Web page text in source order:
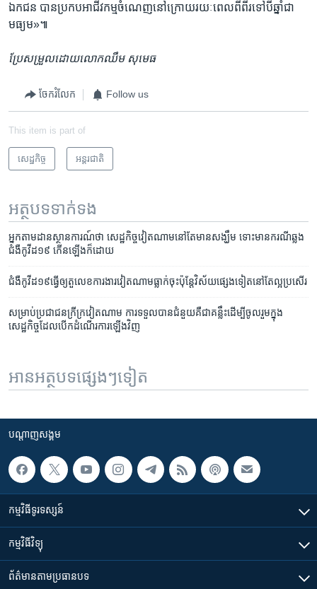
ឯកជន​ បាន​ប្រកប​អាជីវកម្ម​ចំណេញ​នៅ​ក្រោយ​រយៈ​ពេល​ពី​ពីរ​ទៅបី​ឆ្នាំ​ជា​
មធ្យម»៕
ប្រែសម្រួល​ដោយ​លោក​ឈឹម សុមេធ​
ចែករំលែក Follow us
This item is part of
សេដ្ឋកិច្ច អន្តរជាតិ
អត្ថបទ​ទាក់ទង
អ្នក​តាមដាន​ស្ថានការណ៍​ថា សេដ្ឋកិច្ច​វៀតណាម​នៅតែ​មាន​សង្ឃឹម ទោះ​មាន​ករណី​ឆ្លង​
ជំងឺ​កូវីដ១៩ កើនឡើង​ក៏ដោយ
ជំងឺកូវីដ​១៩​ធ្វើ​ឲ្យតួលេខ​ការងារ​វៀតណាម​ធ្លាក់ចុះ​ប៉ុន្តែ​វិស័យ​ផ្សេងទៀត​នៅ​តែ​ល្អប្រសើរ
សម្រាប់​ប្រជាជន​ក្រីក្រ​វៀតណាម ការ​ទទួល​បាន​ជំនួយ​គឺ​ជា​គន្លឹះ​ដើម្បី​ចូល​រួម​​ក្នុង​
សេដ្ឋកិច្ច​ដែល​​បើកដំណើរការ​ឡើង​វិញ
អានអត្ថបទផ្សេងៗទៀត
បណ្តាញ​សង្គម
កម្មវិធី​ទូរទស្សន៍
កម្មវិធី​វិទ្យុ
ព័ត៌មាន​តាមប្រធានបទ​